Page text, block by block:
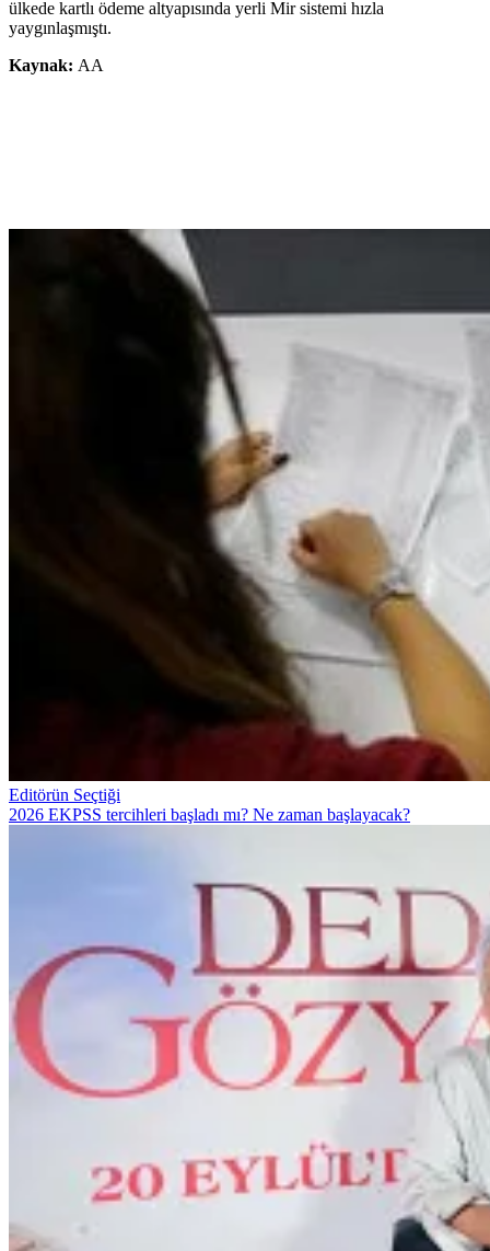
ülkede kartlı ödeme altyapısında yerli Mir sistemi hızla
yaygınlaşmıştı.
Kaynak: AA
Editörün Seçtiği
2026 EKPSS tercihleri başladı mı? Ne zaman başlayacak?